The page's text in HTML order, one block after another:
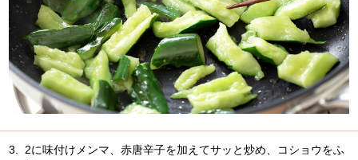
3.
2に味付けメンマ、赤唐辛子を加えてサッと炒め、コショウをふ